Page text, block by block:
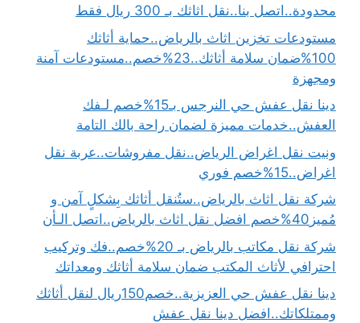
محدودة..اتصل بنا..نقل اثاثك بـ 300 ريال فقط
مستودعات تخزين اثاث بالرياض..حماية أثاثك
100%ضمان سلامة أثاثك..23%خصم..مستودعات آمنة
ومجهزة
دينا نقل عفش حي النرجس بـ15%خصم لـفك
العفش..خدمات مميزة لضمان راحة بالك التامة
ونيت نقل اغراض الرياض..نقل مفروشات..عربة نقل
اغراض..15%خصم فوري
شركة نقل اثاث بالرياض..ستُنقل أثاثك بِشكلٍ آمن و
مُميز40%خصم افضل نقل اثاث بالرياض..اتصل الـأن
شركة نقل مكاتب بالرياض بـ 20%خصم..فك وتركيب
احترافي لأثاث المكتب ضمان سلامة أثاثك ومعداتك
دينا نقل عفش حي العزيزية..خصم150ريال لنقل أثاثك
وممتلكاتك..افضل دينا نقل عفش